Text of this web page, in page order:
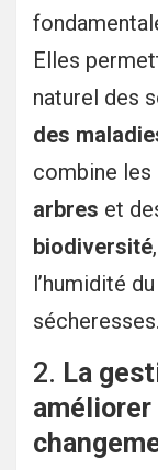
Elles
naturel des
des
combine les
arbres et
biodiversité
l’humidité
sécheresses.
2. La